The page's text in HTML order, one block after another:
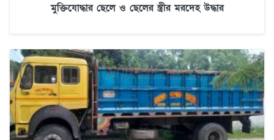
মুক্তিযোদ্ধার ছেলে ও ছেলের স্ত্রীর মরদেহ উদ্ধার